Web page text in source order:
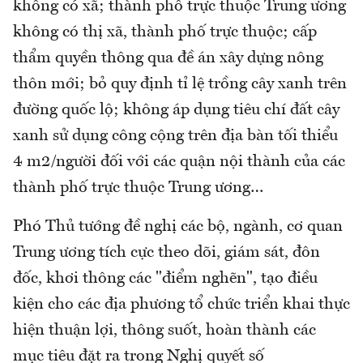
không có xã; thành phố trực thuộc Trung ương
không có thị xã, thành phố trực thuộc; cấp
thẩm quyền thông qua đề án xây dựng nông
thôn mới; bỏ quy định tỉ lệ trồng cây xanh trên
đường quốc lộ; không áp dụng tiêu chí đất cây
xanh sử dụng công cộng trên địa bàn tối thiểu
4 m2/người đối với các quận nội thành của các
thành phố trực thuộc Trung ương…
Phó Thủ tướng đề nghị các bộ, ngành, cơ quan
Trung ương tích cực theo dõi, giám sát, đôn
đốc, khơi thông các "điểm nghẽn", tạo điều
kiện cho các địa phương tổ chức triển khai thực
hiện thuận lợi, thông suốt, hoàn thành các
mục tiêu đặt ra trong Nghị quyết số